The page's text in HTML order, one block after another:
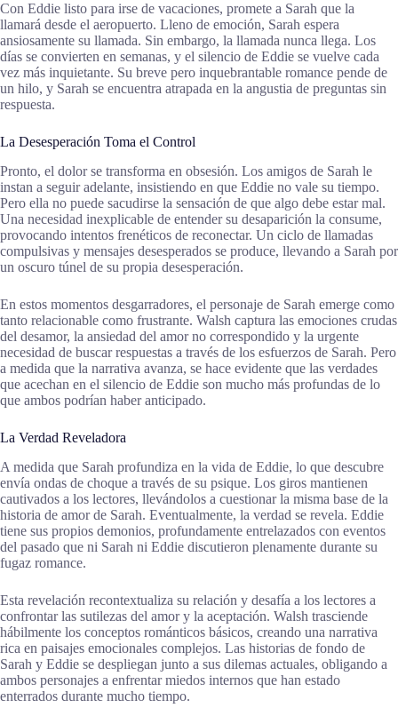
Con Eddie listo para irse de vacaciones, promete a Sarah que la
llamará desde el aeropuerto. Lleno de emoción, Sarah espera
ansiosamente su llamada. Sin embargo, la llamada nunca llega. Los
días se convierten en semanas, y el silencio de Eddie se vuelve cada
vez más inquietante. Su breve pero inquebrantable romance pende de
un hilo, y Sarah se encuentra atrapada en la angustia de preguntas sin
respuesta.
La Desesperación Toma el Control
Pronto, el dolor se transforma en obsesión. Los amigos de Sarah le
instan a seguir adelante, insistiendo en que Eddie no vale su tiempo.
Pero ella no puede sacudirse la sensación de que algo debe estar mal.
Una necesidad inexplicable de entender su desaparición la consume,
provocando intentos frenéticos de reconectar. Un ciclo de llamadas
compulsivas y mensajes desesperados se produce, llevando a Sarah por
un oscuro túnel de su propia desesperación.
En estos momentos desgarradores, el personaje de Sarah emerge como
tanto relacionable como frustrante. Walsh captura las emociones crudas
del desamor, la ansiedad del amor no correspondido y la urgente
necesidad de buscar respuestas a través de los esfuerzos de Sarah. Pero
a medida que la narrativa avanza, se hace evidente que las verdades
que acechan en el silencio de Eddie son mucho más profundas de lo
que ambos podrían haber anticipado.
La Verdad Reveladora
A medida que Sarah profundiza en la vida de Eddie, lo que descubre
envía ondas de choque a través de su psique. Los giros mantienen
cautivados a los lectores, llevándolos a cuestionar la misma base de la
historia de amor de Sarah. Eventualmente, la verdad se revela. Eddie
tiene sus propios demonios, profundamente entrelazados con eventos
del pasado que ni Sarah ni Eddie discutieron plenamente durante su
fugaz romance.
Esta revelación recontextualiza su relación y desafía a los lectores a
confrontar las sutilezas del amor y la aceptación. Walsh trasciende
hábilmente los conceptos románticos básicos, creando una narrativa
rica en paisajes emocionales complejos. Las historias de fondo de
Sarah y Eddie se despliegan junto a sus dilemas actuales, obligando a
ambos personajes a enfrentar miedos internos que han estado
enterrados durante mucho tiempo.